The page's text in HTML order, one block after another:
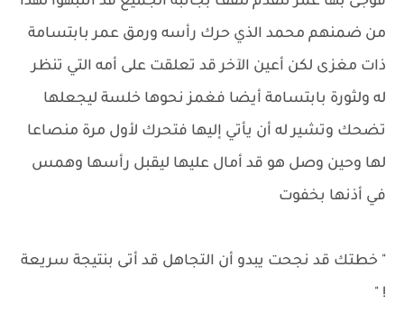
من ضمنهم محمد الذي حرك رأسه ورمق عمر بابتسامة
ذات مغزى لكن أعين الآخر قد تعلقت على أمه التي تنظر
له ولثورة بابتسامة أيضا فغمز نحوها خلسة ليجعلها
تضحك وتشير له أن يأتي إليها فتحرك لأول مرة منصاعا
لها وحين وصل هو قد أمال عليها ليقبل رأسها وهمس
في أذنها بخفوت
" خطتك قد نجحت يبدو أن التجاهل قد أتى بنتيجة سريعة
! "